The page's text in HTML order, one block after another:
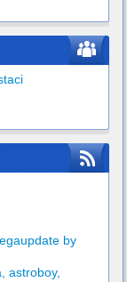
by
astroboy,